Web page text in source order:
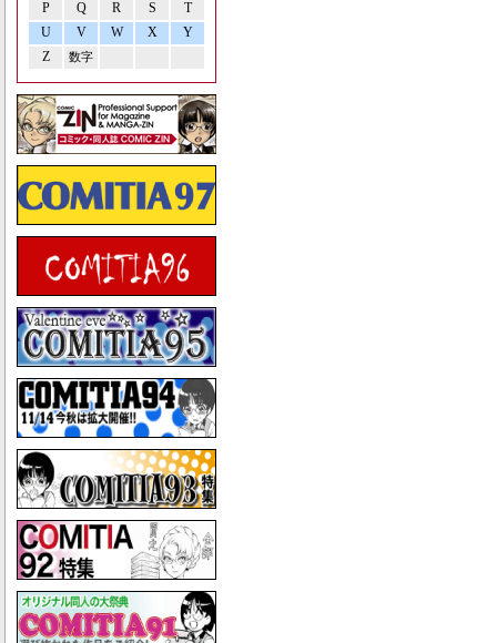
P Q R S
T
U
V W X
Y
Z
数字